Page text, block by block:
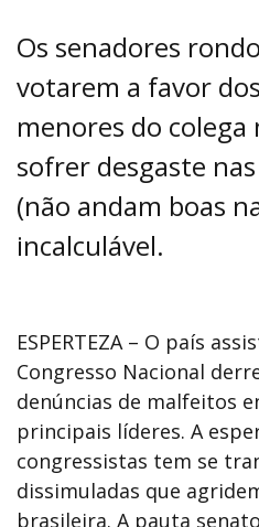
Os senadores
votarem a favor
menores do
sofrer desgaste
(não andam boas
incalculável.
ESPERTEZA – O país
Congresso Nacional
denúncias de malfeitos
principais líderes. A
congressistas tem se
dissimuladas que
brasileira. A pauta